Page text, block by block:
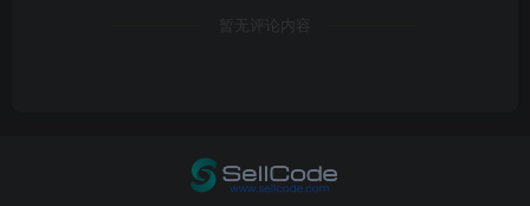
暂无评论内容